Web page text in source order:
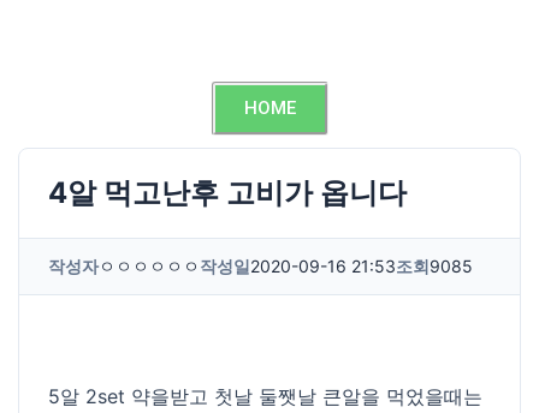
HOME
4알 먹고난후 고비가 옵니다
작성자ㅇㅇㅇㅇㅇㅇ 작성일2020-09-16 21:53조회9085
5알 2set 약을받고 첫날 둘쨋날 큰알을 먹었을때는